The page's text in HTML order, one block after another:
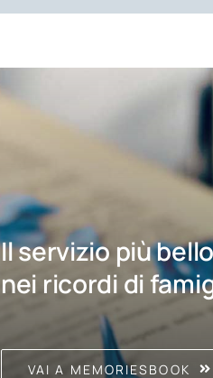
Il servizio più
nei ricordi di
VAI A MEMORIESBOOK